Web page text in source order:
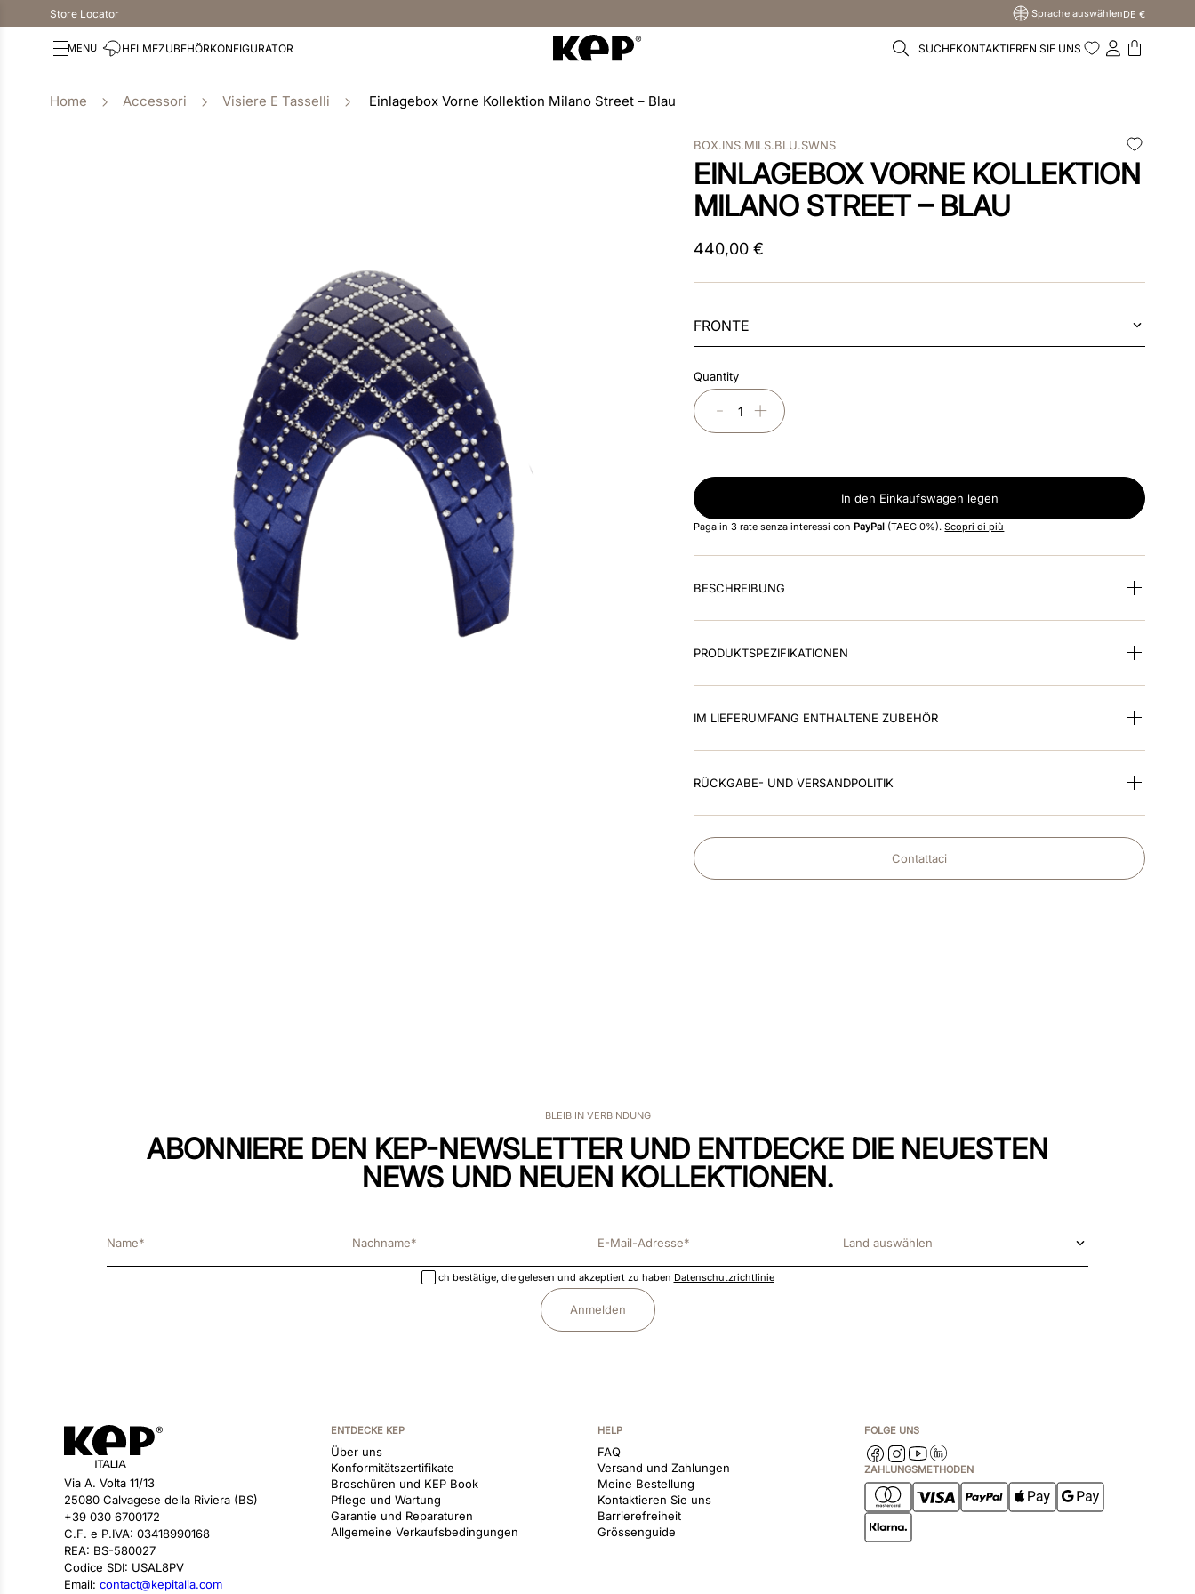
Store Locator Sprache auswählenDE €
HELMEZUBEHÖRKONFIGURATOR SUCHEKONTAKTIEREN SIE UNS
Accessori Visiere E Tasselli Einlagebox Vorne Kollektion Milano Street – Blau
BOX.INS.MILS.BLU.SWNS
EINLAGEBOX VORNE KOLLEKTION
MILANO STREET – BLAU
440,00 €
FRONTE
Quantity
＋
－
In den Einkaufswagen legen
Paga in 3 rate senza interessi con PayPal (TAEG 0%).Scopri di più
BESCHREIBUNG
PRODUKTSPEZIFIKATIONEN
IM LIEFERUMFANG ENTHALTENE ZUBEHÖR
RÜCKGABE- UND VERSANDPOLITIK
Contattaci
BLEIB IN VERBINDUNG
ABONNIERE DEN KEP-NEWSLETTER UND ENTDECKE DIE NEUESTEN
NEWS UND NEUEN KOLLEKTIONEN.
Land auswählen
Ich bestätige, die gelesen und akzeptiert zu haben Datenschutzrichtlinie
Anmelden
Via A. Volta 11/13
25080 Calvagese della Riviera (BS)
+39 030 6700172
C.F. e P.IVA: 03418990168
REA: BS-580027
Codice SDI: USAL8PV
Email: contact@kepitalia.com
ENTDECKE KEP
Über uns
Konformitätszertifikate
Broschüren und KEP Book
Pflege und Wartung
Garantie und Reparaturen
Allgemeine Verkaufsbedingungen
HELP
FAQ
Versand und Zahlungen
Meine Bestellung
Kontaktieren Sie uns
Barrierefreiheit
Grössenguide
FOLGE UNS
ZAHLUNGSMETHODEN